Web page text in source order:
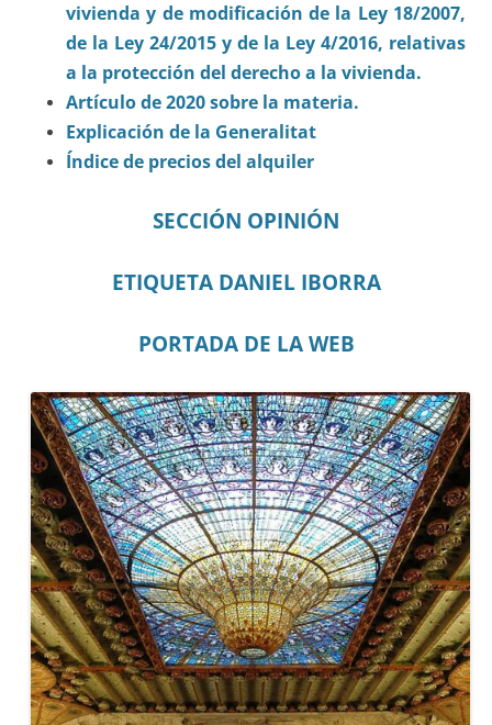
vivienda y de modificación de la Ley 18/2007,
de la Ley 24/2015 y de la Ley 4/2016, relativas
a la protección del derecho a la vivienda.
Artículo de 2020 sobre la materia.
Explicación de la Generalitat
Índice de precios del alquiler
SECCIÓN OPINIÓN
ETIQUETA DANIEL IBORRA
PORTADA DE LA WEB